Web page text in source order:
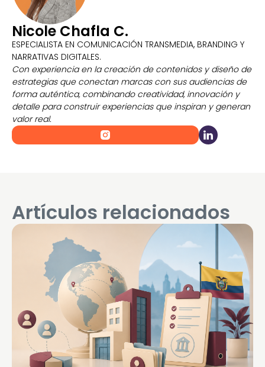
Nicole Chafla C.
ESPECIALISTA EN COMUNICACIÓN TRANSMEDIA, BRANDING Y
NARRATIVAS DIGITALES.
Con experiencia en la creación de contenidos y diseño de
estrategias que conectan marcas con sus audiencias de
forma auténtica, combinando creatividad, innovación y
detalle para construir experiencias que inspiran y generan
valor real.
Artículos relacionados